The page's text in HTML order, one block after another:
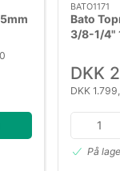
BATO1171
Bato
3/8-1/4"
DKK
DKK
På